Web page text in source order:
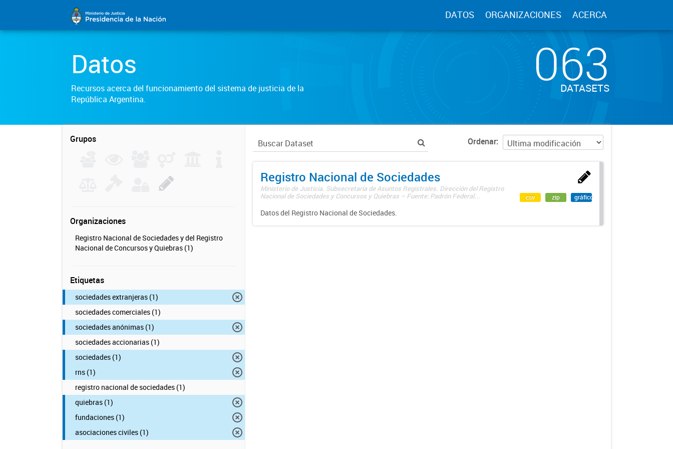
DATOS ORGANIZACIONES ACERCA
Datos
Recursos acerca del funcionamiento del sistema de justicia de la
República Argentina.
063
DATASETS
Grupos
Organizaciones
Registro Nacional de Sociedades y del Registro
Nacional de Concursos y Quiebras (1)
Etiquetas
sociedades extranjeras (1)
sociedades comerciales (1)
sociedades anónimas (1)
sociedades accionarias (1)
sociedades (1)
rns (1)
registro nacional de sociedades (1)
quiebras (1)
fundaciones (1)
asociaciones civiles (1)
Ordenar
Registro Nacional de Sociedades
Ministerio de Justicia. Subsecretaría de Asuntos Registrales. Dirección del Registro
Nacional de Sociedades y Concursos y Quiebras – Fuente: Padrón Federal...
Datos del Registro Nacional de Sociedades.
csv zip gráfico